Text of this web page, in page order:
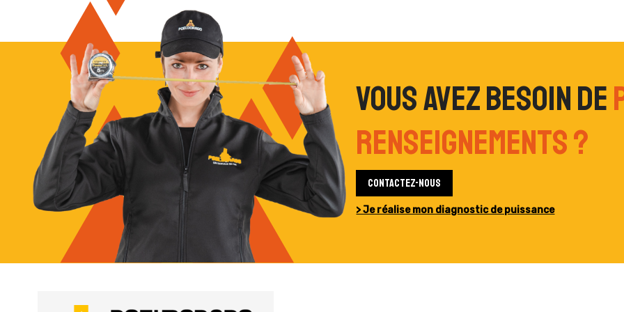
Vous avez besoin de
renseignements ?
Contactez-nous
> Je réalise mon diagnostic de puissance